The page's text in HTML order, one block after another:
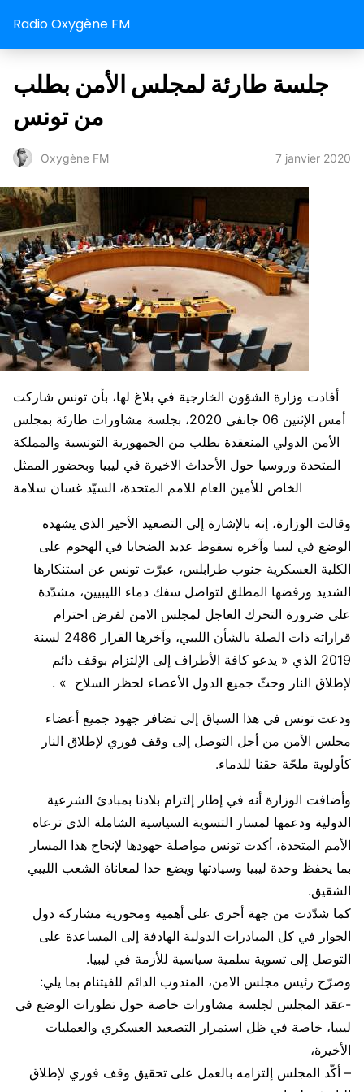
Radio Oxygène FM
جلسة طارئة لمجلس الأمن بطلب
من تونس
Oxygène FM 7 janvier 2020
أفادت وزارة الشؤون الخارجية في بلاغ لها، بأن تونس شاركت
أمس الإثنين 06 جانفي 2020، بجلسة مشاورات طارئة بمجلس
الأمن الدولي المنعقدة بطلب من الجمهورية التونسية والمملكة
المتحدة وروسيا حول الأحداث الاخيرة في ليبيا وبحضور الممثل
الخاص للأمين العام للامم المتحدة، السيّد غسان سلامة
وقالت الوزارة، إنه بالإشارة إلى التصعيد الأخير الذي يشهده
الوضع في ليبيا وآخره سقوط عديد الضحايا في الهجوم على
الكلية العسكرية جنوب طرابلس، عبرّت تونس عن استنكارها
الشديد ورفضها المطلق لتواصل سفك دماء الليبيين، مشدّدة
على ضرورة التحرك العاجل لمجلس الامن لفرض احترام
قراراته ذات الصلة بالشأن الليبي، وآخرها القرار 2486 لسنة
2019 الذي « يدعو كافة الأطراف إلى الإلتزام بوقف دائم
لإطلاق النار وحثّ جميع الدول الأعضاء لحظر السلاح » .
ودعت تونس في هذا السياق إلى تضافر جهود جميع أعضاء
مجلس الأمن من أجل التوصل إلى وقف فوري لإطلاق النار
كأولوية ملحّة حقنا للدماء.
وأضافت الوزارة أنه في إطار إلتزام بلادنا بمبادئ الشرعية
الدولية ودعمها لمسار التسوية السياسية الشاملة الذي ترعاه
الأمم المتحدة، أكدت تونس مواصلة جهودها لإنجاح هذا المسار
بما يحفظ وحدة ليبيا وسيادتها ويضع حدا لمعاناة الشعب الليبي
الشقيق.
كما شدّدت من جهة أخرى على أهمية ومحورية مشاركة دول
الجوار في كل المبادرات الدولية الهادفة إلى المساعدة على
التوصل إلى تسوية سلمية سياسية للأزمة في ليبيا.
وصرّح رئيس مجلس الامن، المندوب الدائم للفيتنام بما يلي:
-عقد المجلس لجلسة مشاورات خاصة حول تطورات الوضع في
ليبيا، خاصة في ظل استمرار التصعيد العسكري والعمليات
الأخيرة،
– أكّد المجلس إلتزامه بالعمل على تحقيق وقف فوري لإطلاق